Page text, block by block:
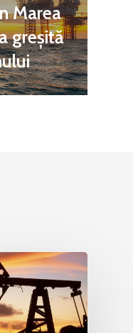
Marea
greșită